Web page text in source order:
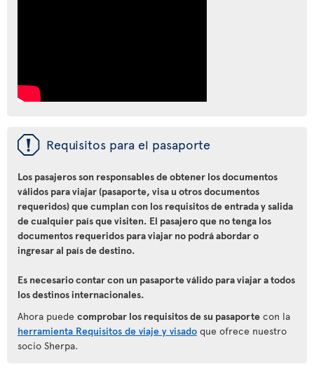
ü Requisitos para el pasaporte
Los pasajeros son responsables de obtener los documentos
válidos para viajar (pasaporte, visa u otros documentos
requeridos) que cumplan con los requisitos de entrada y salida
de cualquier país que visiten. El pasajero que no tenga los
documentos requeridos para viajar no podrá abordar o
ingresar al país de destino.
Es necesario contar con un pasaporte válido para viajar a todos
los destinos internacionales.
Ahora puede comprobar los requisitos de su pasaporte con la
herramienta Requisitos de viaje y visado que ofrece nuestro
socio Sherpa.